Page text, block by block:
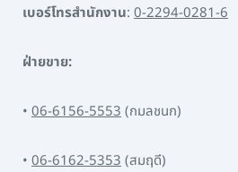
เบอร์โทรสำนักงาน: 0-2294-0281-6
ฝ่ายขาย:
• 06-6156-5553(กมลชนก)
• 06-6162-5353(สมฤดี)